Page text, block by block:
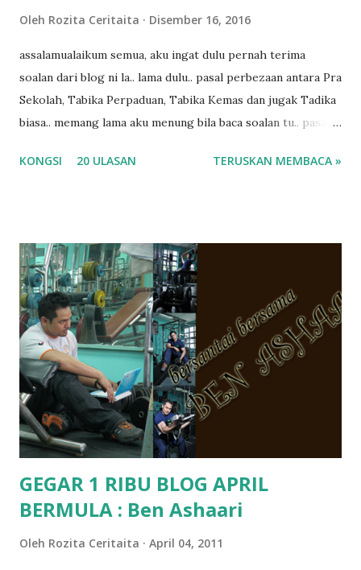
Oleh Rozita Ceritaita Disember 16, 2016
assalamualaikum semua, aku ingat dulu pernah terima
soalan dari blog ni la.. lama dulu.. pasal perbezaan antara Pra
Sekolah, Tabika Perpaduan, Tabika Kemas dan jugak Tadika
biasa.. memang lama aku menung bila baca soalan tu.. pasal
ko.. masa tu aku baru je ada anak sorang dan aku hentam je
tanya sapa-sapa pun masa tu.. bila fikir-fikirkan balik terasa
jugak masa alahai teruknya kami sebagai ibubapa.. dan kami
terasa jugak semakin teruk bila abg long dah masuk 2 tahun
kat salah satu tadika swasta ni.. tapi nampaknya kenal huruf
pun tak tau.. pengsan aku bila ingat balik.. aku mula fikir
mungkin sebab abg long sendiri jenis budak yang ada
masalah dyslexia.. tapi minor la.. nanti la aku cerita pasal
dyslexia tu.. lepas tu kami buat keputusan pu...
KONGSI 20 ULASAN TERUSKAN MEMBACA »
GEGAR 1 RIBU BLOG APRIL
BERMULA : Ben Ashaari
Oleh Rozita Ceritaita April 04, 2011